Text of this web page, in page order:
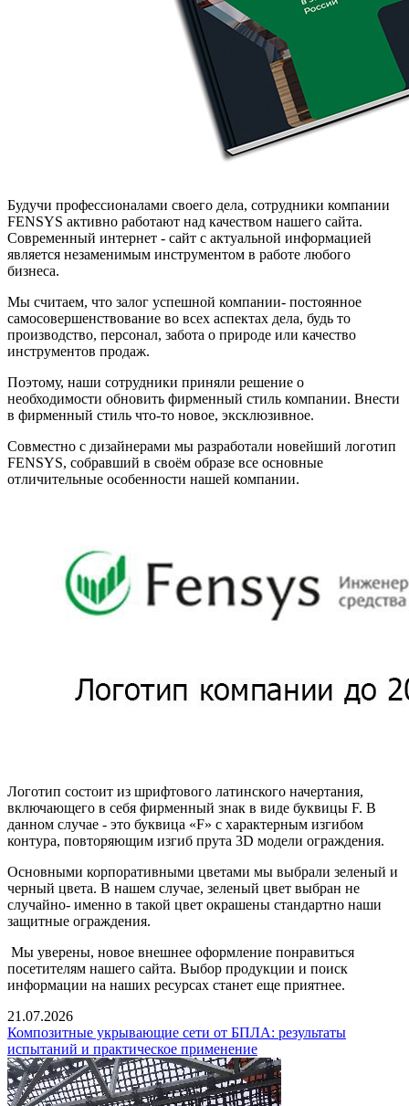
Будучи профессионалами своего дела, сотрудники компании
FENSYS активно работают над качеством нашего сайта.
Современный интернет - сайт с актуальной информацией
является незаменимым инструментом в работе любого
бизнеса.
Мы считаем, что залог успешной компании- постоянное
самосовершенствование во всех аспектах дела, будь то
производство, персонал, забота о природе или качество
инструментов продаж.
Поэтому, наши сотрудники приняли решение о
необходимости обновить фирменный стиль компании. Внести
в фирменный стиль что-то новое, эксклюзивное.
Совместно с дизайнерами мы разработали новейший логотип
FENSYS, собравший в своём образе все основные
отличительные особенности нашей компании.
Логотип состоит из шрифтового латинского начертания,
включающего в себя фирменный знак в виде буквицы F. В
данном случае - это буквица «F» с характерным изгибом
контура, повторяющим изгиб прута 3D модели ограждения.
Основными корпоративными цветами мы выбрали зеленый и
черный цвета. В нашем случае, зеленый цвет выбран не
случайно- именно в такой цвет окрашены стандартно наши
защитные ограждения.
Мы уверены, новое внешнее оформление понравиться
посетителям нашего сайта. Выбор продукции и поиск
информации на наших ресурсах станет еще приятнее.
21.07.2026
Композитные укрывающие сети от БПЛА: результаты
испытаний и практическое применение